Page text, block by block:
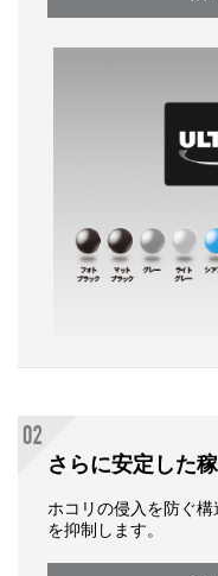
さらに安定した
ホコリの侵入を防ぐ
を抑制します。